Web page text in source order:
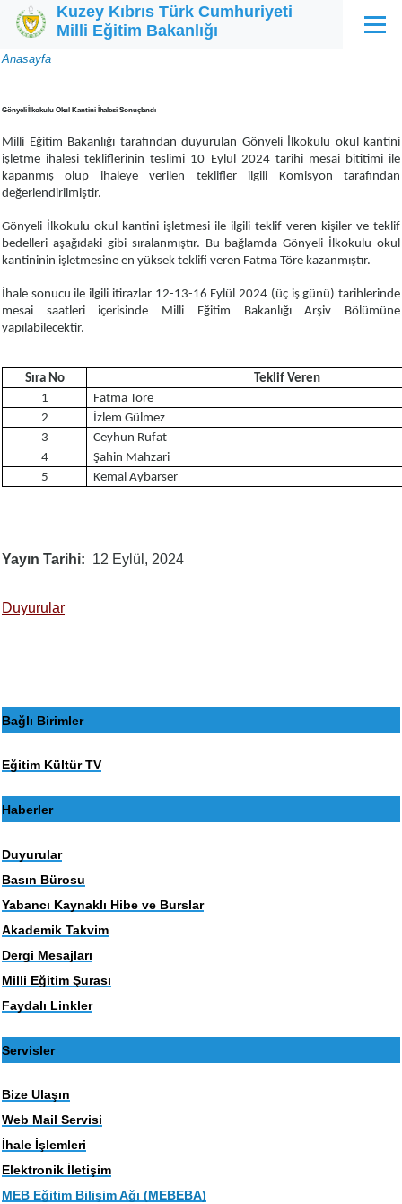
Ana içeriğe atla
Kuzey Kıbrıs Türk Cumhuriyeti
Milli Eğitim Bakanlığı
Menü
Sayfa
Anasayfa
Gönyeli İlkokulu Okul Kantini İhalesi Sonuçlandı
Milli Eğitim Bakanlığı tarafından duyurulan Gönyeli İlkokulu okul kantini
işletme ihalesi tekliflerinin teslimi 10 Eylül 2024 tarihi mesai bititimi ile
kapanmış olup ihaleye verilen teklifler ilgili Komisyon tarafından
değerlendirilmiştir.
Gönyeli İlkokulu okul kantini işletmesi ile ilgili teklif veren kişiler ve teklif
bedelleri aşağıdaki gibi sıralanmıştır. Bu bağlamda Gönyeli İlkokulu okul
kantininin işletmesine en yüksek teklifi veren Fatma Töre kazanmıştır.
İhale sonucu ile ilgili itirazlar 12-13-16 Eylül 2024 (üç iş günü) tarihlerinde
mesai saatleri içerisinde Milli Eğitim Bakanlığı Arşiv Bölümüne
yapılabilecektir.
Sıra No
Teklif Veren
1
Fatma Töre
2
İzlem Gülmez
3
Ceyhun Rufat
4
Şahin Mahzari
5
Kemal Aybarser
Yayın Tarihi 12 Eylül, 2024
Duyurular
Bağlı Birimler
Eğitim Kültür TV
Haberler
Duyurular
Basın Bürosu
Yabancı Kaynaklı Hibe ve Burslar
Akademik Takvim
Dergi Mesajları
Milli Eğitim Şurası
Faydalı Linkler
Servisler
Bize Ulaşın
Web Mail Servisi
İhale İşlemleri
Elektronik İletişim
MEB Eğitim Bilişim Ağı (MEBEBA)